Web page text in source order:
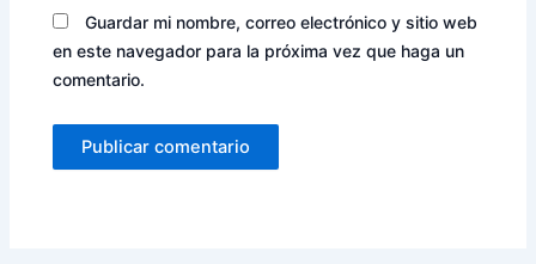
Guardar mi nombre, correo electrónico y sitio web
en este navegador para la próxima vez que haga un
comentario.